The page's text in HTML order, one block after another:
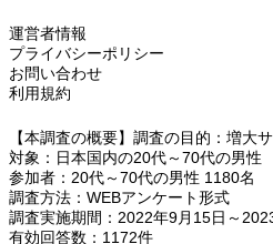
運営者情報
プライバシーポリシー
お問い合わせ
利用規約
【本調査の概要】調査の目的：増大
対象：日本国内の20代～70代の男性
参加者：20代～70代の男性 1180名
調査方法：WEBアンケート形式
調査実施期間：2022年9月15日～
有効回答数：1172件